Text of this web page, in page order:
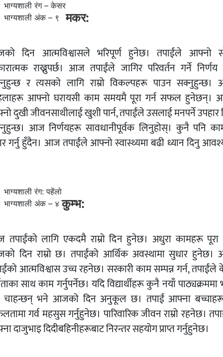
भाग्यशाली रंग – केसर
भाग्यशाली अंक – ९
मकर:
दिन आत्मविश्वासले भरिपूर्ण हुनेछ। तपाईंले आफ्नो
राख्नुपर्छ। आज तपाईंले जागिर परिवर्तन गर्ने निर्णय
र त्यसको लागि राम्रो विकल्पहरू पाउन
आफ्नो घरायसी काम समयमै पूरा गर्न सफल हुनेछन्।
दुखी जीवनसाथीलाई खुशी पार्न, तपाईंले उसलाई मनपर्ने उपहार
आज निर्णयहरू सावधानीपूर्वक लिनुहोस्। कुनै पनि
गर्नु हुँदैन। आज तपाईंले आफ्नो स्वास्थ्यमा बढी ध्यान दिनु
भाग्यशाली रंग: पहेंलो
भाग्यशाली अंक – ४ कुम्भ:
लागि एकदमै राम्रो दिन हुनेछ। अधुरा कामहरू पूरा
दिन राम्रो छ। तपाईंको आर्थिक अवस्थामा सुधार
आत्मविश्वास उच्च रहनेछ। सरकारी काम सम्पन्न गर्न, तपाईंले
साथ काम गर्नुपर्नेछ। यदि विद्यार्थीहरू कुनै नयाँ पाठ्यक्रममा
भने आजको दिन अनुकूल छ। तपाईं आफ्ना
गर्व महसुस गर्नुहुनेछ। पारिवारिक जीवन राम्रो रहनेछ।
दाजुभाइ दिदीबहिनीहरूबाट निरन्तर सहयोग प्राप्त गर्नुहुनेछ।